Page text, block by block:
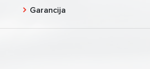
Garancija